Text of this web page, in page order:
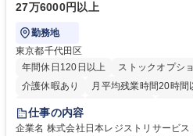
27万6000円以上
勤務地
東京都千代田区
年間休日120日以上
ストックオプシ
介護休暇あり
月平均残業時間20時間
住宅手当あり
完全週休2日制
交通費支給 駅近5分
仕事の内容
企業名 株式会社日本レジストリサービス 求人名 【総務】未経験歓迎◎/リ